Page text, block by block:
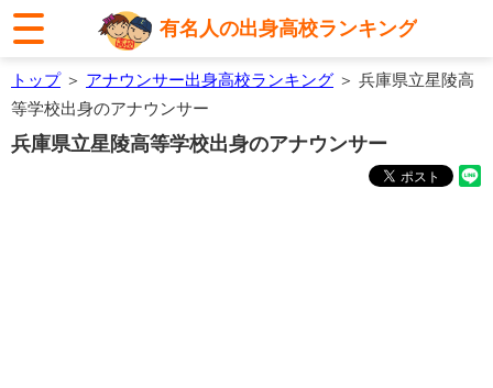
有名人の出身高校ランキング
トップ＞ アナウンサー出身高校ランキング ＞ 兵庫県立星陵高
等学校出身のアナウンサー
兵庫県立星陵高等学校出身のアナウンサー